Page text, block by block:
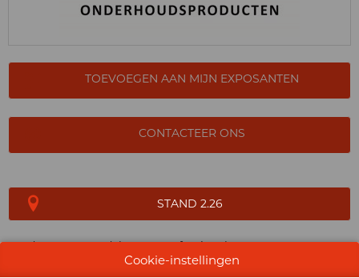
TOEVOEGEN AAN MIJN EXPOSANTEN
CONTACTEER ONS
STAND 2.26
Producent en verdeler van professionele
onderhoudsproducten, geschikt voor alle ondergronden.
Cookie-instellingen